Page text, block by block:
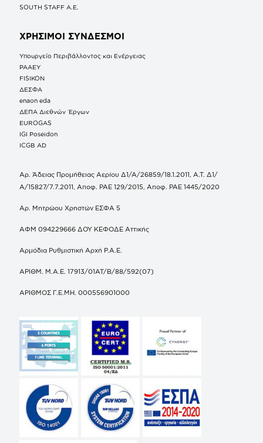
SOUTH STAFF Α.Ε.
ΧΡΗΣΙΜΟΙ ΣΥΝΔΕΣΜΟΙ
Υπουργείο Περιβάλλοντος και Ενέργειας
ΡΑΑΕΥ
FISIKON
ΔΕΣΦΑ
enaon eda
ΔΕΠΑ Διεθνών Έργων
EUROGAS
IGI Poseidon
ICGB AD
Αρ. Άδειας Προμήθειας Αερίου Δ1/Α/26859/18.1.2011, Α.Τ. Δ1/
Α/15827/7.7.2011, Αποφ. ΡΑΕ 129/2015, Αποφ. ΡΑΕ 1445/2020
Αρ. Μητρώου Χρηστών ΕΣΦΑ 5
ΑΦΜ 094229666 ΔΟΥ ΚΕΦΟΔΕ Αττικής
Αρμόδια Ρυθμιστική Αρχή Ρ.Α.Ε.
ΑΡΙΘΜ. Μ.Α.Ε. 17913/01ΑΤ/Β/88/592(07)
ΑΡΙΘΜΟΣ Γ.Ε.ΜΗ. 000556901000